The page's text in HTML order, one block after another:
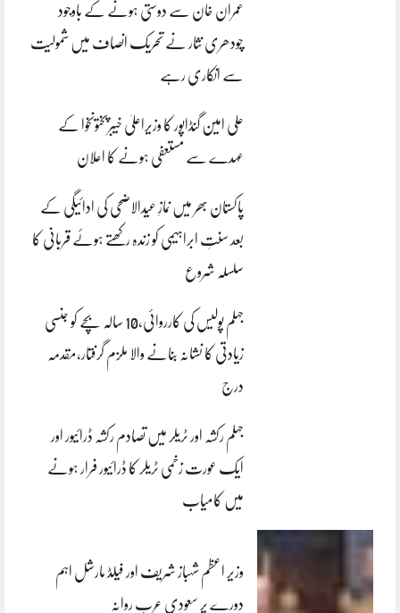
عمران خان سے دوستی ہونے کے باوجود
چودھری نثار نے تحریک انصاف میں شمولیت
سے انکاری رہے
علی امین گنڈاپور کا وزیراعلیٰ خیبرپختونخوا کے
عہدے سے مستعفی ہونے کا اعلان
پاکستان بھر میں نمازِ عیدالاضحی کی ادائیگی کے
بعد سنتِ ابراہیمی کو زندہ رکھتے ہوئے قربانی کا
سلسلہ شروع
جہلم پولیس کی کارروائی،10 سالہ بچے کو جنسی
زیادتی کا نشانہ بنانے والا ملزم گرفتار،مقدمہ
درج
جہلم رکشہ اور ٹریلر میں تصادم رکشہ ڈرائیور اور
ایک عورت زخمی ٹریلر کا ڈرائیور فرار ہونے
میں کامیاب
وزیر اعظم شہباز شریف اور فیلڈ مارشل اہم
دورے پر سعودی عرب روانہ